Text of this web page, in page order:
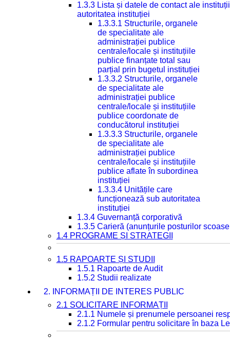
1.3.3 Lista și datele de contact ale
autoritatea instituției
1.3.3.1 Structurile, organele
de specialitate ale
administrației publice
centrale/locale și instituțiile
publice finanțate total sau
parțial prin bugetul instituției
1.3.3.2 Structurile, organele
de specialitate ale
administrației publice
centrale/locale și instituțiile
publice coordonate de
conducătorul instituției
1.3.3.3 Structurile, organele
de specialitate ale
administrației publice
centrale/locale și instituțiile
publice aflate în subordinea
instituției
1.3.3.4 Unitățile care
funcționează sub autoritatea
instituției
1.3.4 Guvernanță corporativă
1.3.5 Carieră (anunțurile posturilor
1.4 PROGRAME ȘI STRATEGII
1.5 RAPOARTE ȘI STUDII
1.5.1 Rapoarte de Audit
1.5.2 Studii realizate
2. INFORMAȚII DE INTERES PUBLIC
2.1 SOLICITARE INFORMAȚII
2.1.1 Numele și prenumele persoanei
2.1.2 Formular pentru solicitare în baza